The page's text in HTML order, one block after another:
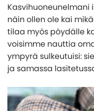
Kasvihuoneunelmani
näin ollen ole kai
tilaa myös pöydälle
voisimme nauttia
ympyrä sulkeutuisi:
ja samassa